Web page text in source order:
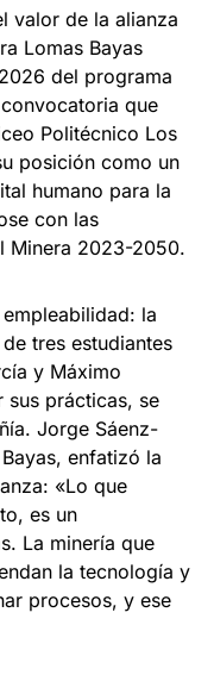
valor de la alianza
Lomas Bayas
del programa
que
Politécnico Los
posición como un
humano para la
con las
Minera 2023-2050.
la
tres estudiantes
y Máximo
prácticas, se
Jorge Sáenz-
enfatizó la
«Lo que
es un
La minería que
la tecnología y
procesos, y ese